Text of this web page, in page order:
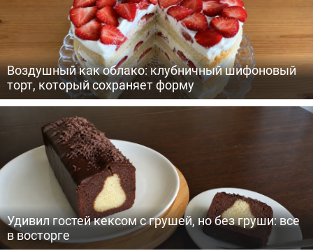
Воздушный как облако: клубничный шифоновый
торт, который сохраняет форму
Удивил гостей кексом с грушей, но без груши: все
в восторге